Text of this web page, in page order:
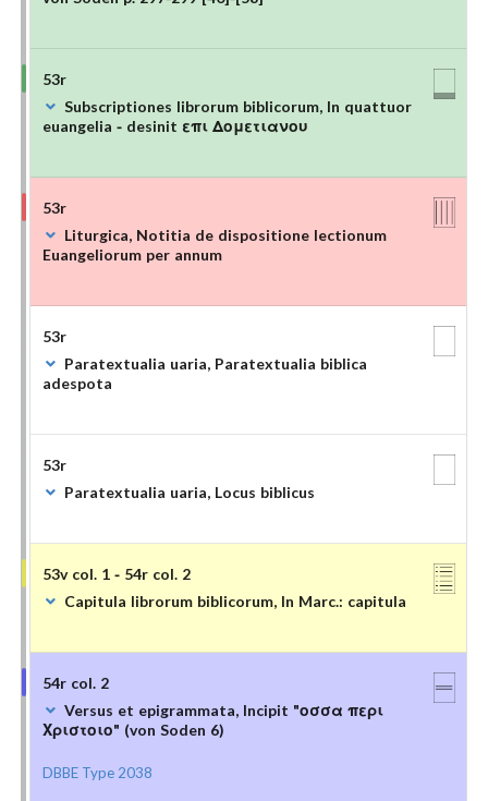
53r
Subscriptiones librorum biblicorum, In quattuor
euangelia - desinit επι Δομετιανου
53r
Liturgica, Notitia de dispositione lectionum
Euangeliorum per annum
53r
Paratextualia uaria, Paratextualia biblica
adespota
53r
Paratextualia uaria, Locus biblicus
53v col. 1 - 54r col. 2
Capitula librorum biblicorum, In Marc.: capitula
54r col. 2
Versus et epigrammata, Incipit "οσσα περι
Χριστοιο" (von Soden 6)
DBBE Type 2038